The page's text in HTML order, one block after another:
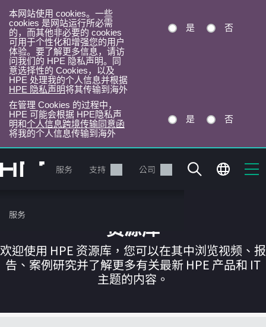
本网站使用 cookies。一些
cookies 是网站运行所必需
的，而其他非必要的 cookies
可用于个性化和增强您的用户
体验。要了解更多信息，请访
问我们的 HPE 隐私声明。同
意选择性的 Cookies，以及
HPE 处理我的个人信息并根据
HPE 隐私声明将其传输到海外
是 否
在管理 Cookies 的过程中，
HPE 可能会根据 HPE隐私声
明和个人信息跨境传输同意函
将我的个人信息传输到海外
是 否
转
到
目
录
产品 服务 支持 公司
服务
您的购物车目前是空的
资源库
欢迎使用 HPE 资源库，您可以在其中浏览视频、报
告、案例研究并了解更多有关最新 HPE 产品和 IT
主题的内容。